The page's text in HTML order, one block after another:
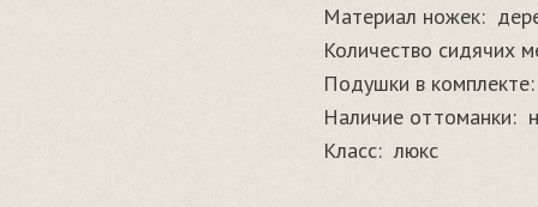
Материал ножек:
Количество сидячих
Подушки в комплекте:
Наличие оттоманки:
Класс: люкс